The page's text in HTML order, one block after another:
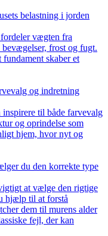
belastning i jorden
vægten fra
frost og fugt.
skaber et
og indretning
til både farvevalg
og oprindelse som
hjem, hvor nyt og
du den korrekte type
at vælge den rigtige
hjælp til at forstå
dem til murens alder
fejl, der kan